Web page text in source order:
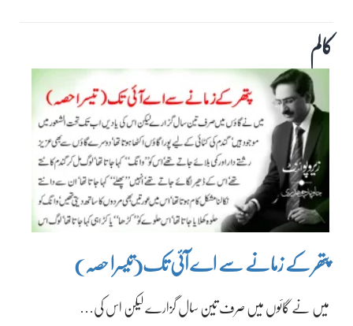
کالم
پتھر کے زمانے سے اے آئی تک(تیسرا حصہ)
میں نے گائوں میں صرف تین سال گزارے لیکن اس کی…